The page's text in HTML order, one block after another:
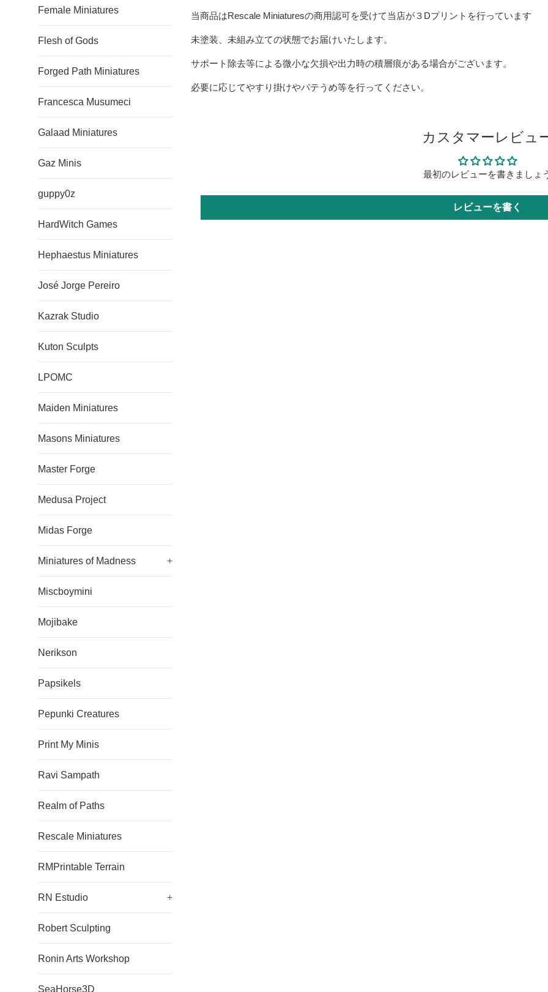
Female Miniatures
Flesh of Gods
Forged Path Miniatures
Francesca Musumeci
Galaad Miniatures
Gaz Minis
guppy0z
HardWitch Games
Hephaestus Miniatures
José Jorge Pereiro
Kazrak Studio
Kuton Sculpts
LPOMC
Maiden Miniatures
Masons Miniatures
Master Forge
Medusa Project
Midas Forge
Miniatures of Madness +
Miscboymini
Mojibake
Nerikson
Papsikels
Pepunki Creatures
Print My Minis
Ravi Sampath
Realm of Paths
Rescale Miniatures
RMPrintable Terrain
RN Estudio +
Robert Sculpting
Ronin Arts Workshop
SeaHorse3D
当商品はRescale Miniaturesの商用認可を受けて当店が３Dプリントを行っています
未塗装、未組み立ての状態でお届けいたします。
サポート除去等による微小な欠損や出力時の積層痕がある場合がございます。
必要に応じてやすり掛けやパテうめ等を行ってください。
カスタマーレビュ
最初のレビューを書きましょ
レビューを書く